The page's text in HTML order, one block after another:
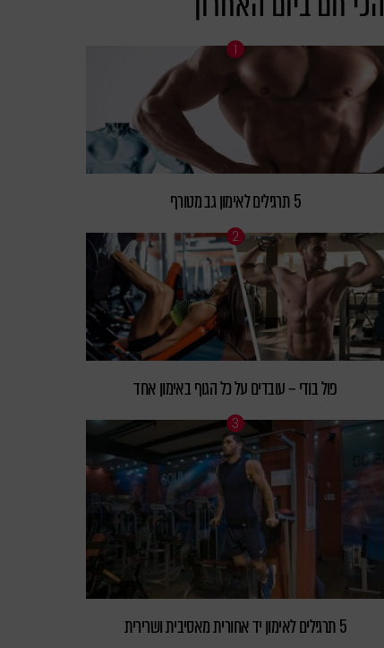
5 תרגילים לאימון גב מטורף
פול בודי – עובדים על כל הגוף באימון אחד
5 תרגילים לאימון יד אחורית מאסיבית ושרירית